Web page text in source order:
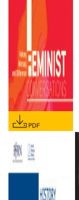
REGIONAL MEDIA
RADOVAN